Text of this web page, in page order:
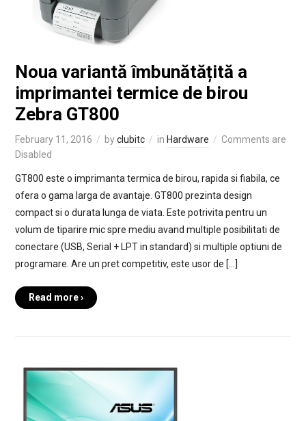
Noua variantă îmbunătățită a
imprimantei termice de birou
Zebra GT800
February 11, 2016 byclubitc in Hardware
Comments are
Disabled
GT800 este o imprimanta termica de birou, rapida si fiabila, ce
ofera o gama larga de avantaje. GT800 prezinta design
compact si o durata lunga de viata. Este potrivita pentru un
volum de tiparire mic spre mediu avand multiple posibilitati de
conectare (USB, Serial + LPT in standard) si multiple optiuni de
programare. Are un pret competitiv, este usor de […]
Read more ›